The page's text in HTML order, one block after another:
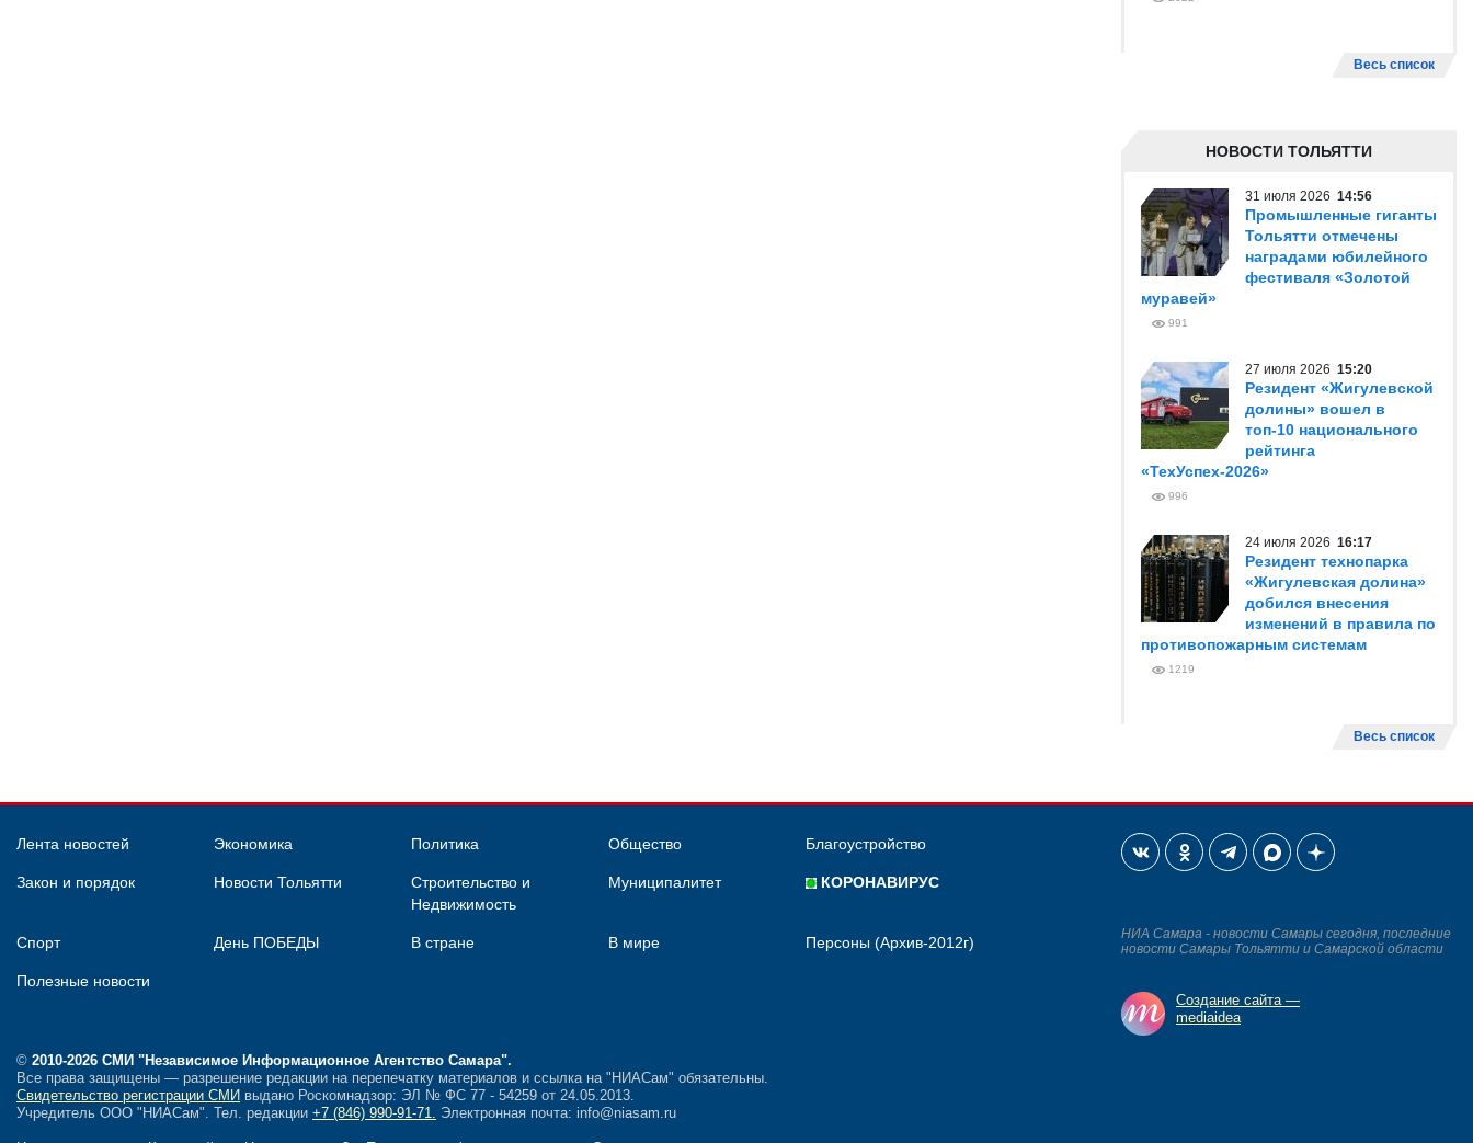
Весь список
НОВОСТИ ТОЛЬЯТТИ
31 июля 2026 14:56
Промышленные гиганты
Тольятти отмечены
наградами юбилейного
фестиваля «Золотой
муравей»
991
27 июля 2026 15:20
Резидент «Жигулевской
долины» вошел в
топ-10 национального
рейтинга
«ТехУспех-2026»
996
24 июля 2026 16:17
Резидент технопарка
«Жигулевская долина»
добился внесения
изменений в правила по
противопожарным системам
1219
Весь список
Лента новостей Экономика Политика Общество Благоустройство
Закон и порядок Новости Тольятти
Строительство и
Недвижимость
Муниципалитет КОРОНАВИРУС
Спорт День ПОБЕДЫ В стране В мире Персоны (Архив-2012г)
Полезные новости
© 2010-2026 СМИ "Независимое Информационное Агентство Самара".
Все права защищены — разрешение редакции на перепечатку материалов и ссылка на "НИАСам" обязательны.
Свидетельство регистрации СМИ выдано Роскомнадзор: ЭЛ № ФС 77 - 54259 от 24.05.2013.
Учредитель ООО "НИАСам". Тел. редакции +7 (846) 990-91-71. Электронная почта: info@niasam.ru
НИА Самара - новости Самары сегодня, последние
новости Самары Тольятти и Самарской области
Создание сайта —
mediaidea